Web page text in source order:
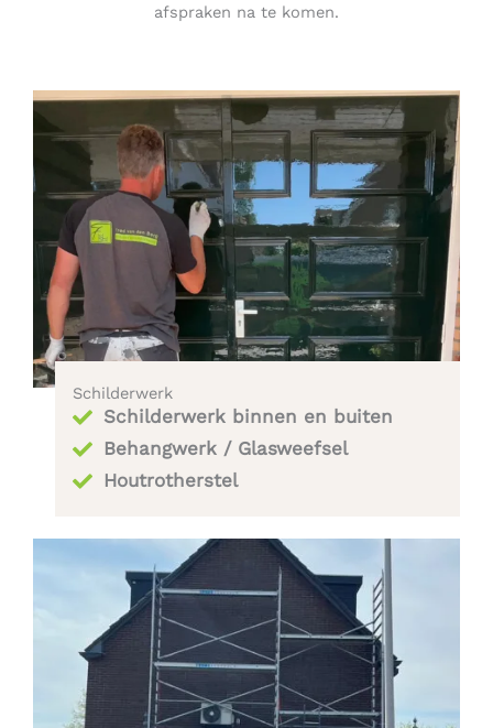
afspraken na te komen.
Schilderwerk
Schilderwerk binnen en buiten
Behangwerk / Glasweefsel
Houtrotherstel​